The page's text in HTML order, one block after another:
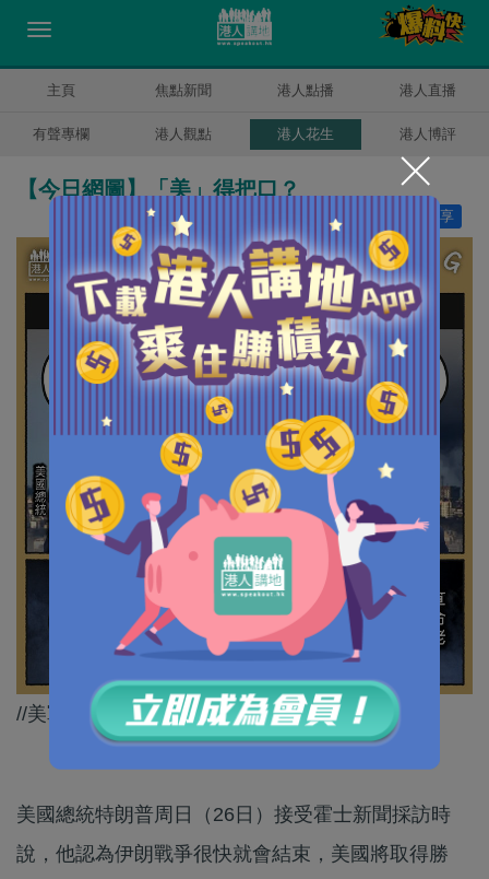
主頁 焦點新聞 港人點播 港人直播
有聲專欄 港人觀點 港人花生 港人博評
【今日網圖】「美」得把口？
分享
讚好
//美軍似乎又要深陷戰場了～//
美國總統特朗普周日（26日）接受霍士新聞採訪時
說，他認為伊朗戰爭很快就會結束，美國將取得勝